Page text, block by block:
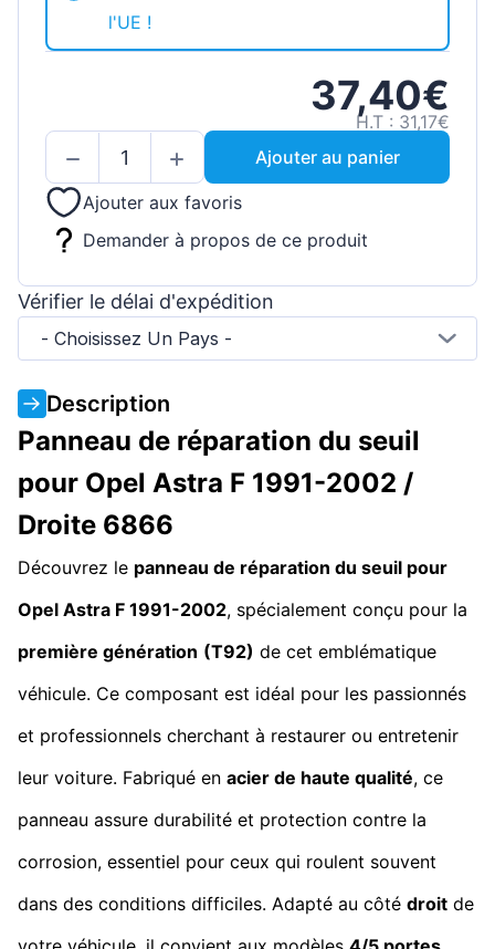
l'UE !
37,40€
H.T : 31,17€
Ajouter au panier
Ajouter aux favoris
Demander à propos de ce produit
Vérifier le délai d'expédition
- Choisissez Un Pays -
Description
Panneau de réparation du seuil
pour Opel Astra F 1991-2002 /
Droite 6866
Découvrez le panneau de réparation du seuil pour
Opel Astra F 1991-2002, spécialement conçu pour la
première génération (T92) de cet emblématique
véhicule. Ce composant est idéal pour les passionnés
et professionnels cherchant à restaurer ou entretenir
leur voiture. Fabriqué en acier de haute qualité, ce
panneau assure durabilité et protection contre la
corrosion, essentiel pour ceux qui roulent souvent
dans des conditions difficiles. Adapté au côté droit de